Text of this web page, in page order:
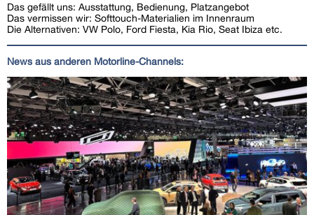
Das gefällt uns: Ausstattung, Bedienung, Platzangebot
Das vermissen wir: Softtouch-Materialien im Innenraum
Die Alternativen: VW Polo, Ford Fiesta, Kia Rio, Seat Ibiza etc.
News aus anderen Motorline-Channels: